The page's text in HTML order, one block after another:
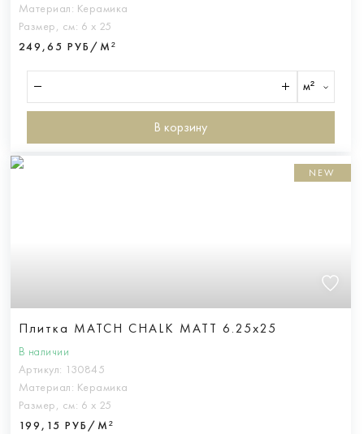
Материал: Керамика
Размер, см: 6 х 25
249,65 РУБ/М²
м²
В корзину
NEW
Плитка MATCH CHALK MATT 6.25x25
В наличии
Артикул: 130845
Материал: Керамика
Размер, см: 6 х 25
199,15 РУБ/М²